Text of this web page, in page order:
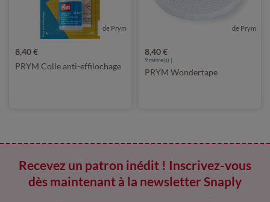
de Prym
8,40 €
PRYM Colle anti-effilochage
de Prym
8,40 €
9mètre(s) |
PRYM Wondertape
Recevez un patron inédit ! Inscrivez-vous
dès maintenant à la newsletter Snaply